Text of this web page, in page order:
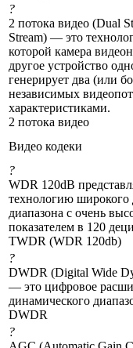
?
2 потока видео (Dual
Stream) — это
которой камера
другое устройство
генерирует два (или
независимых
характеристиками.
2 потока видео
Видео кодеки
?
WDR 120dB
технологию широкого
диапазона с очень
показателем в 120
TWDR (WDR 120db)
?
DWDR (Digital Wide
— это цифровое
динамического
DWDR
?